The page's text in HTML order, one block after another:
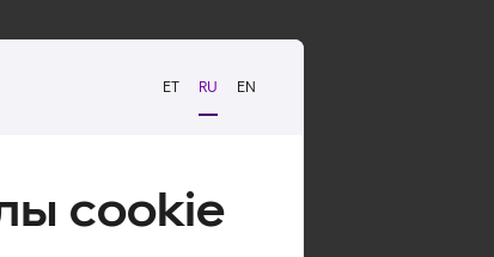
ET RU EN
cookie